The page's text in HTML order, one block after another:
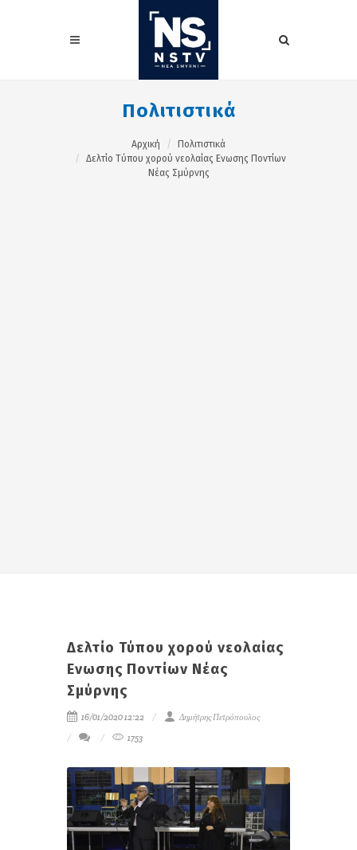
Πολιτιστικά
Αρχική
Πολιτιστικά
Δελτίο Τύπου χορού νεολαίας Ενωσης Ποντίων
Νέας Σμύρνης
Δελτίο Τύπου χορού νεολαίας
Ενωσης Ποντίων Νέας
Σμύρνης
16/01/2020 12:22
Δημήτρης Πετρόπουλος
1753